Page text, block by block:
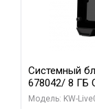
Системный
678042/ 8 ГБ
DVI HDMI
Модель: KW-